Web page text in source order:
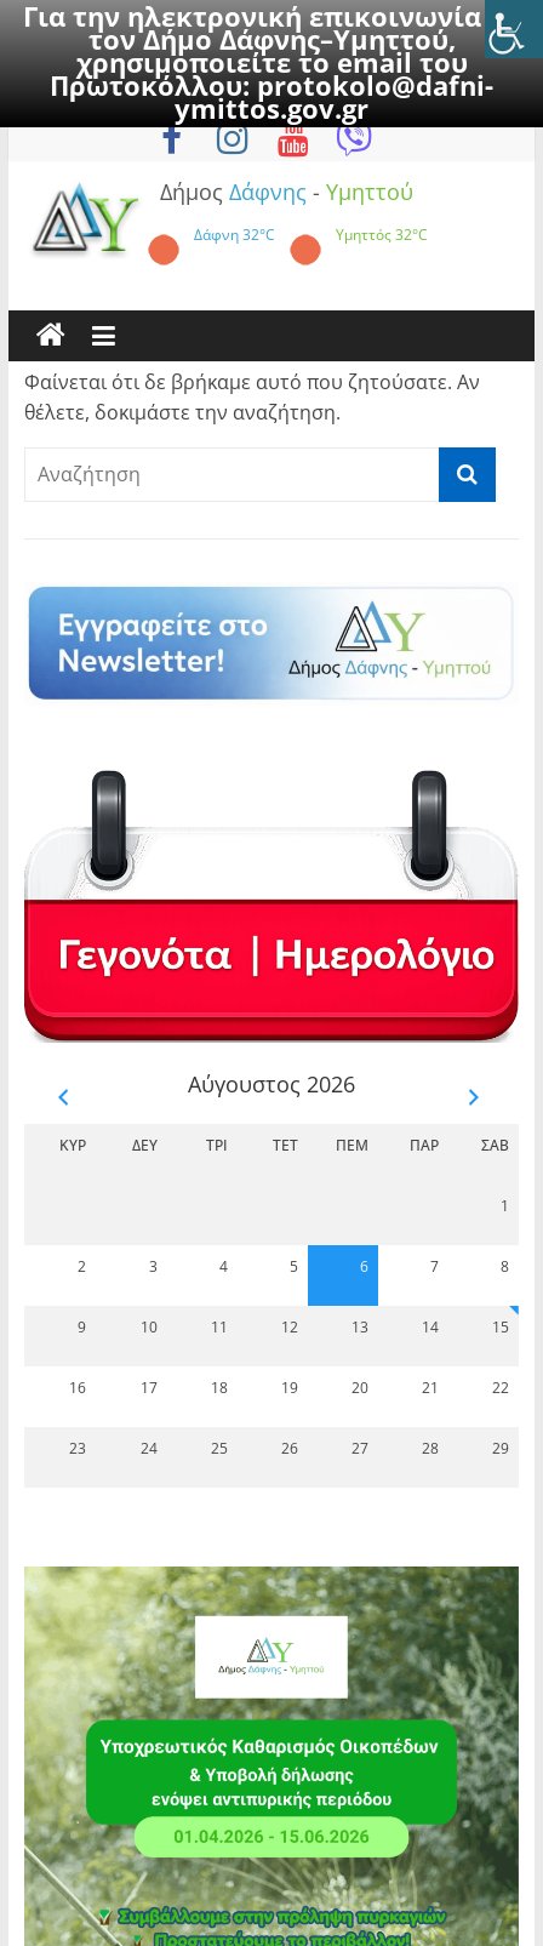
Για την ηλεκτρονική επικοινωνία με
τον Δήμο Δάφνης–Υμηττού,
χρησιμοποιείτε το email του
Πρωτοκόλλου:protokolo@dafni-
ymittos.gov.gr
to
Πέμπτη, 6 Αυγούστου 2026
Δήμος Δάφνης - Υμηττού
Δάφνη32°C Υμηττός32°C
Φαίνεται ότι δε βρήκαμε αυτό που ζητούσατε. Αν
θέλετε, δοκιμάστε την αναζήτηση.
Αύγουστος 2026
ΚΥΡ ΔΕΥ ΤΡΊ ΤΕΤ ΠΈΜ ΠΑΡ ΣΆΒ
1
2 3 4 5 6 7 8
9 10 11 12 13 14 15
16 17 18 19 20 21 22
23 24 25 26 27 28 29